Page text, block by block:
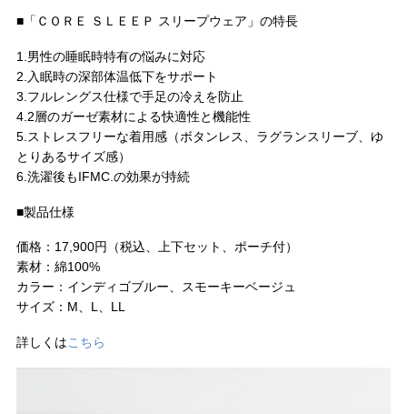
■「ＣＯＲＥ ＳＬＥＥＰ スリープウェア」の特長
1.男性の睡眠時特有の悩みに対応
2.入眠時の深部体温低下をサポート
3.フルレングス仕様で手足の冷えを防止
4.2層のガーゼ素材による快適性と機能性
5.ストレスフリーな着用感（ボタンレス、ラグランスリーブ、ゆ
とりあるサイズ感）
6.洗濯後もIFMC.の効果が持続
■製品仕様
価格：17,900円（税込、上下セット、ポーチ付）
素材：綿100%
カラー：インディゴブルー、スモーキーベージュ
サイズ：M、L、LL
詳しくはこちら